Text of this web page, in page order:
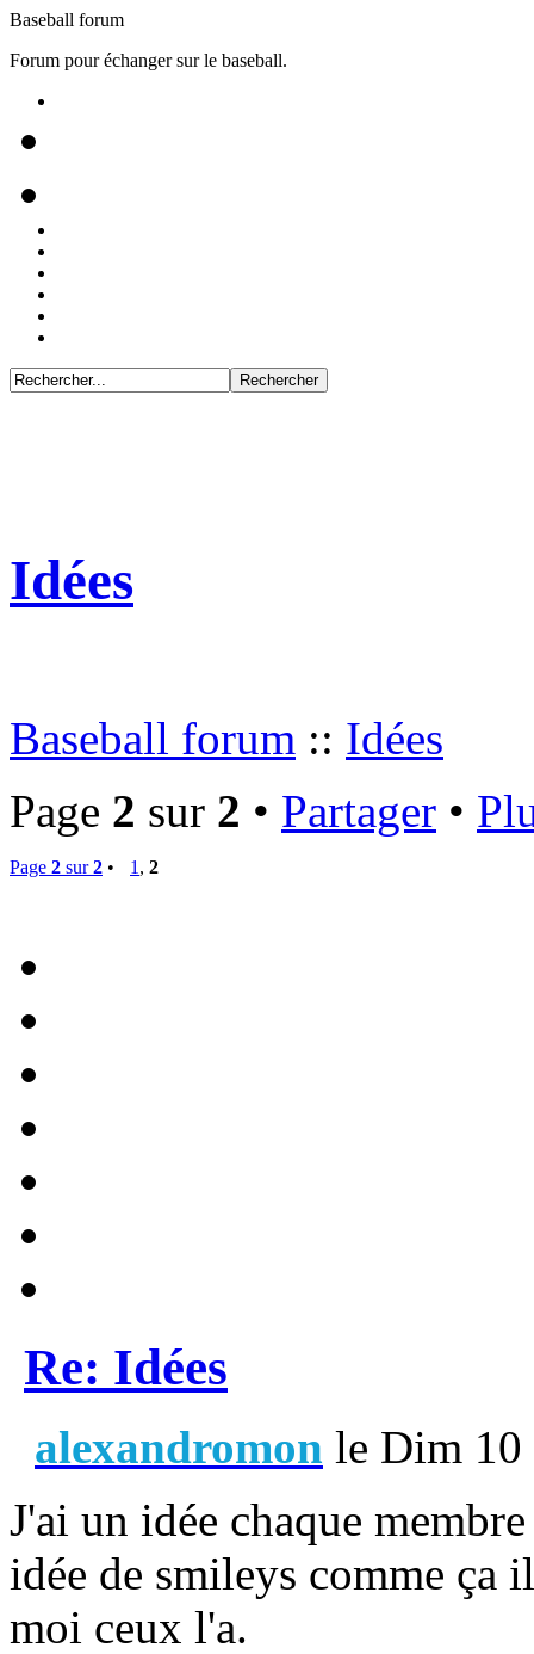
Baseball forum
Forum pour échanger sur le baseball.
Idées
Baseball forum :: Idées
Page 2 sur 2 • Partager •
Page 2 sur2 • 1 , 2
Re: Idées
alexandromon le Dim 10
J'ai un idée chaque
idée de smileys comme ça
moi ceux l'a.